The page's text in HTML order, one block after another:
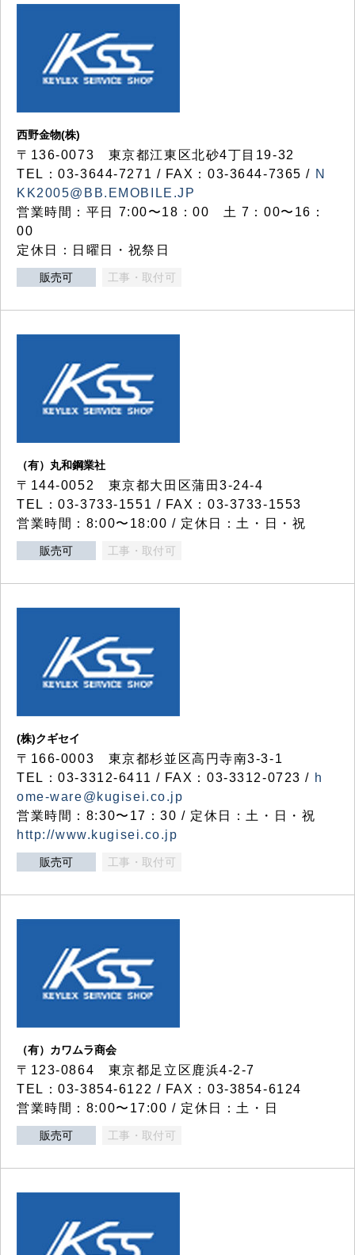
西野金物(株)
〒136-0073 東京都江東区北砂4丁目19-32
TEL：03‐3644‐7271 / FAX：03-3644-7365 / N
KK2005@BB.EMOBILE.JP
営業時間：平日 7:00〜18：00 土 7：00〜16：
00
定休日：日曜日・祝祭日
販売可 工事・取付可
（有）丸和鋼業社
〒144-0052 東京都大田区蒲田3-24-4
TEL：03-3733-1551 / FAX：03-3733-1553
営業時間：8:00〜18:00 / 定休日：土・日・祝
販売可 工事・取付可
(株)クギセイ
〒166-0003 東京都杉並区高円寺南3-3-1
TEL：03-3312-6411 / FAX：03-3312-0723 / h
ome-ware@kugisei.co.jp
営業時間：8:30〜17：30 / 定休日：土・日・祝
http://www.kugisei.co.jp
販売可 工事・取付可
（有）カワムラ商会
〒123-0864 東京都足立区鹿浜4-2-7
TEL：03-3854-6122 / FAX：03-3854-6124
営業時間：8:00〜17:00 / 定休日：土・日
販売可 工事・取付可